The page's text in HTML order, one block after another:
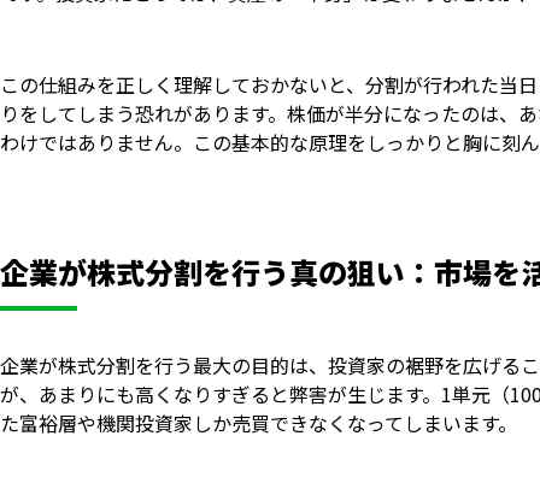
この仕組みを正しく理解しておかないと、分割が行われた当
りをしてしまう恐れがあります。株価が半分になったのは、
わけではありません。この基本的な原理をしっかりと胸に刻
企業が株式分割を行う真の狙い：市場を
企業が株式分割を行う最大の目的は、投資家の裾野を広げる
が、あまりにも高くなりすぎると弊害が生じます。1単元（
た富裕層や機関投資家しか売買できなくなってしまいます。